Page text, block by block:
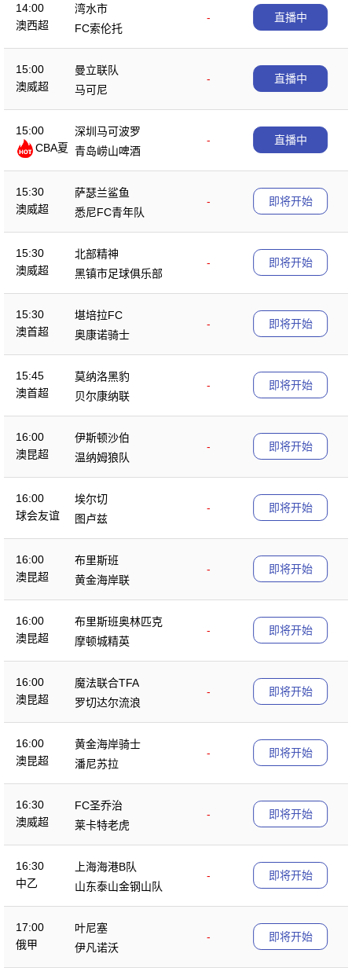
14:00
澳西超
湾水市
-
FC索伦托
直播中
15:00
澳威超
曼立联队
-
马可尼
直播中
15:00
CBA夏
深圳马可波罗
-
青岛崂山啤酒
直播中
15:30
澳威超
萨瑟兰鲨鱼
-
悉尼FC青年队
即将开始
15:30
澳威超
北部精神
-
黑镇市足球俱乐部
即将开始
15:30
澳首超
堪培拉FC
-
奥康诺骑士
即将开始
15:45
澳首超
莫纳洛黑豹
-
贝尔康纳联
即将开始
16:00
澳昆超
伊斯顿沙伯
-
温纳姆狼队
即将开始
16:00
球会友谊
埃尔切
-
图卢兹
即将开始
16:00
澳昆超
布里斯班
-
黄金海岸联
即将开始
16:00
澳昆超
布里斯班奥林匹克
-
摩顿城精英
即将开始
16:00
澳昆超
魔法联合TFA
-
罗切达尔流浪
即将开始
16:00
澳昆超
黄金海岸骑士
-
潘尼苏拉
即将开始
16:30
澳威超
FC圣乔治
-
莱卡特老虎
即将开始
16:30
中乙
上海海港B队
-
山东泰山金钢山队
即将开始
17:00
俄甲
叶尼塞
-
伊凡诺沃
即将开始